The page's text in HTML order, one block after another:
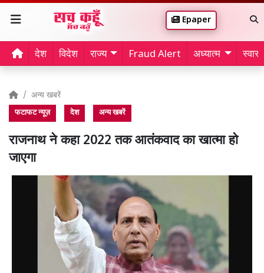
Epaper
देश विदेश राज्य Fraud Alert अध्यात्म
अन्य खबरें
फटाफट न्यूज़ देश अन्य खबरें
राजनाथ ने कहा 2022 तक आतंकवाद का खात्मा हो
जाएगा